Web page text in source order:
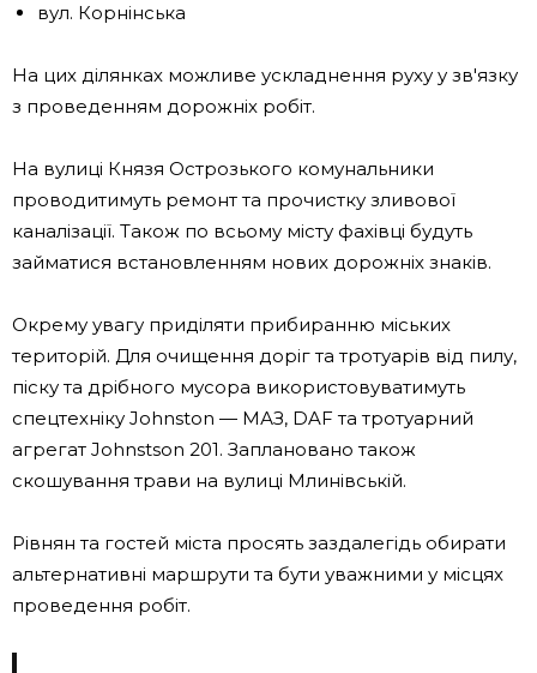
вул. Корнінська
На цих ділянках можливе ускладнення руху у зв'язку
з проведенням дорожніх робіт.
На вулиці Князя Острозького комунальники
проводитимуть ремонт та прочистку зливової
каналізації. Також по всьому місту фахівці будуть
займатися встановленням нових дорожніх знаків.
Окрему увагу приділяти прибиранню міських
територій. Для очищення доріг та тротуарів від пилу,
піску та дрібного мусора використовуватимуть
спецтехніку Johnston — МАЗ, DAF та тротуарний
агрегат Johnstson 201. Заплановано також
скошування трави на вулиці Млинівській.
Рівнян та гостей міста просять заздалегідь обирати
альтернативні маршрути та бути уважними у місцях
проведення робіт.